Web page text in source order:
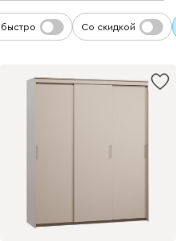
Со скидкой